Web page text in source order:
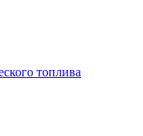
топлива